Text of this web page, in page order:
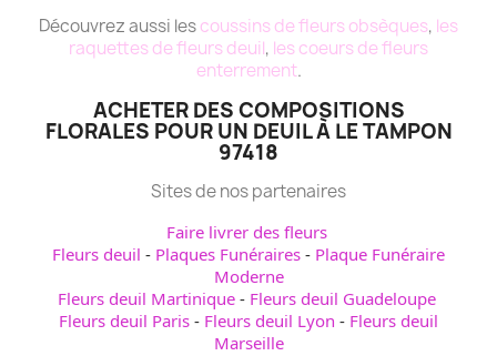
Découvrez aussi lescoussins de fleurs obsèques, les
raquettes de fleurs deuil, les coeurs de fleurs
enterrement.
ACHETER DES COMPOSITIONS
FLORALES POUR UN DEUIL À LE TAMPON
97418
Sites de nos partenaires
Faire livrer des fleurs
Fleurs deuil - Plaques Funéraires - Plaque Funéraire
Moderne
Fleurs deuil Martinique- Fleurs deuil Guadeloupe
Fleurs deuil Paris - Fleurs deuil Lyon - Fleurs deuil
Marseille